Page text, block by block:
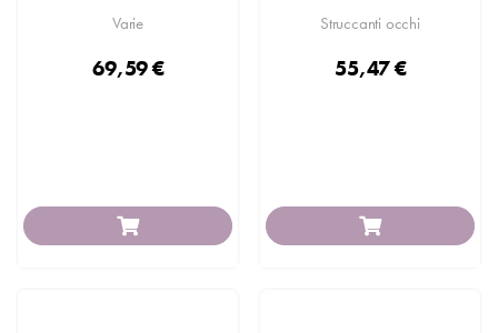
Varie
69,59 €
Struccanti occhi
55,47 €